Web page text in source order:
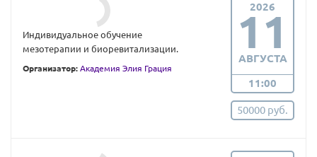
Индивидуальное обучение
мезотерапии и биоревитализации.
Организатор: Академия Элия Грация
2026
11
АВГУСТА
11:00
50000 руб.